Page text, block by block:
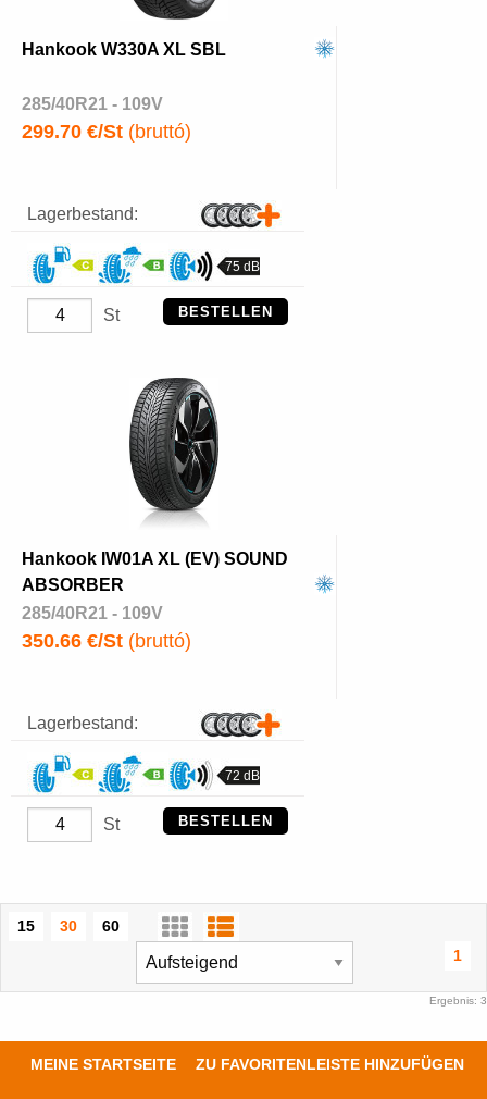
Hankook W330A XL SBL
285/40R21 - 109V
299.70 €/St (bruttó)
Lagerbestand:
75 dB
St BESTELLEN
Hankook IW01A XL (EV) SOUND
ABSORBER
285/40R21 - 109V
350.66 €/St (bruttó)
Lagerbestand:
72 dB
St BESTELLEN
15 30
60
1
Ergebnis: 3
MEINE STARTSEITE ZU FAVORITENLEISTE HINZUFÜGEN